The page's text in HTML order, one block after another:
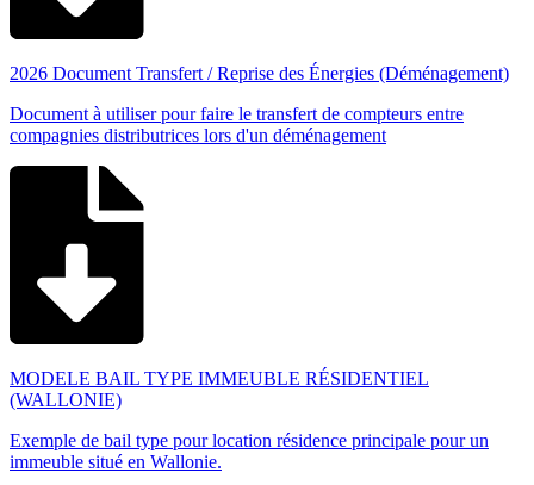
2026 Document Transfert / Reprise des Énergies (Déménagement)
Document à utiliser pour faire le transfert de compteurs entre
compagnies distributrices lors d'un déménagement
MODELE BAIL TYPE IMMEUBLE RÉSIDENTIEL
(WALLONIE)
Exemple de bail type pour location résidence principale pour un
immeuble situé en Wallonie.